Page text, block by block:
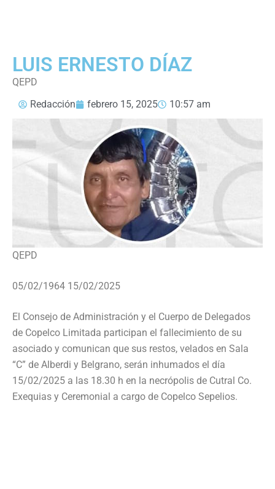
LUIS ERNESTO DÍAZ
QEPD
Redacción
febrero 15, 2025 10:57 am
QEPD
05/02/1964 15/02/2025
El Consejo de Administración y el Cuerpo de Delegados
de Copelco Limitada participan el fallecimiento de su
asociado y comunican que sus restos, velados en Sala
“C” de Alberdi y Belgrano, serán inhumados el día
15/02/2025 a las 18.30 h en la necrópolis de Cutral Co.
Exequias y Ceremonial a cargo de Copelco Sepelios.